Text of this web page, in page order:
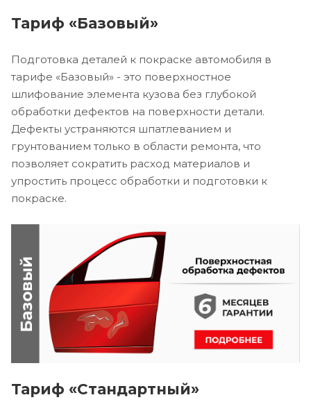
Тариф «Базовый»
Подготовка деталей к покраске автомобиля в
тарифе «Базовый» - это поверхностное
шлифование элемента кузова без глубокой
обработки дефектов на поверхности детали.
Дефекты устраняются шпатлеванием и
грунтованием только в области ремонта, что
позволяет сократить расход материалов и
упростить процесс обработки и подготовки к
покраске.
Тариф «Стандартный»